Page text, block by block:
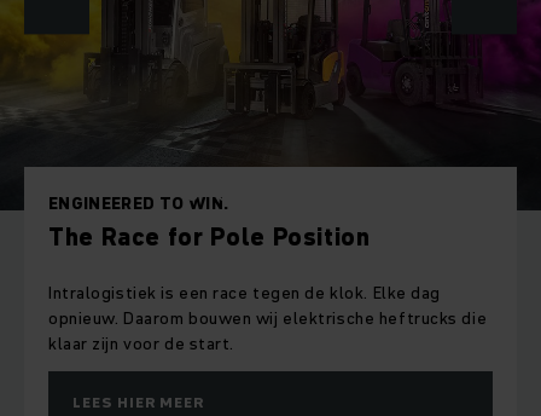
ENGINEERED TO WIN.
The Race for Pole Position
Intralogistiek is een race tegen de klok. Elke dag
opnieuw. Daarom bouwen wij elektrische heftrucks die
klaar zijn voor de start.
LEES HIER MEER